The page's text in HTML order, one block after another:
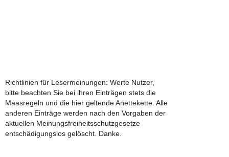
Richtlinien für Lesermeinungen: Werte Nutzer,
bitte beachten Sie bei ihren Einträgen stets die
Maasregeln und die hier geltende Anettekette. Alle
anderen Einträge werden nach den Vorgaben der
aktuellen Meinungsfreiheitsschutzgesetze
entschädigungslos gelöscht. Danke.